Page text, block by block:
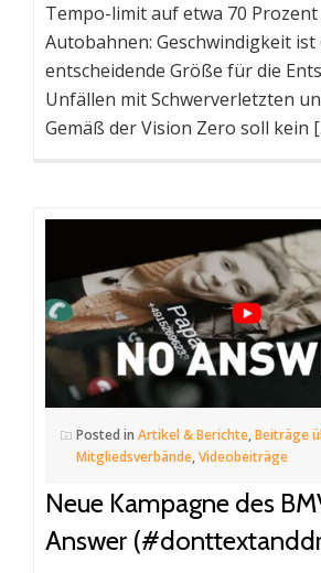
Tempo-limit auf etwa 70
Autobahnen: Geschwindigkeit ist
entscheidende Größe für die
Unfällen mit Schwerverletzten
Gemäß der Vision Zero soll kein
Posted in Artikel & Berichte,Beiträge
Mitgliedsverbände,Videobeiträge
Neue Kampagne des
Answer